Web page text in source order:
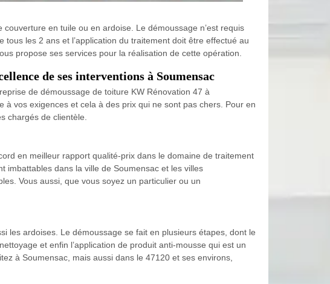
en tuile ou en ardoise. Le démoussage n’est requis
les 2 ans et l’application du traitement doit être effectué au
propose ses services pour la réalisation de cette opération.
de ses interventions à Soumensac
de démoussage de toiture KW Rénovation 47 à
vos exigences et cela à des prix qui ne sont pas chers. Pour en
chargés de clientèle.
en meilleur rapport qualité-prix dans le domaine de traitement
imbattables dans la ville de Soumensac et les villes
Vous aussi, que vous soyez un particulier ou un
les ardoises. Le démoussage se fait en plusieurs étapes, dont le
et enfin l’application de produit anti-mousse qui est un
à Soumensac, mais aussi dans le 47120 et ses environs,